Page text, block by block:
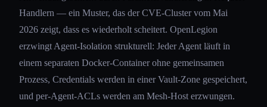
Handlern — ein Muster, das der CVE-Cluster vom Mai
2026 zeigt, dass es wiederholt scheitert. OpenLegion
erzwingt Agent-Isolation strukturell: Jeder Agent läuft in
einem separaten Docker-Container ohne gemeinsamen
Prozess, Credentials werden in einer Vault-Zone gespeichert,
und per-Agent-ACLs werden am Mesh-Host erzwungen.